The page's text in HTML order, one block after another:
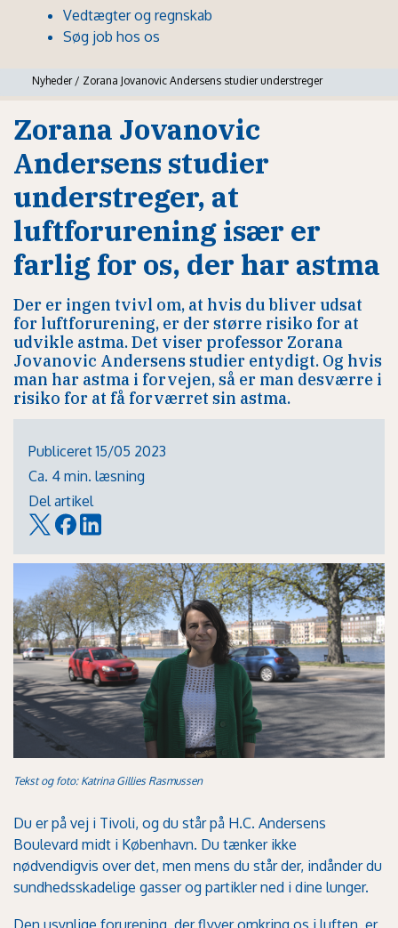
Vedtægter og regnskab
Søg job hos os
Nyheder / Zorana Jovanovic Andersens studier understreger
Zorana Jovanovic
Andersens studier
understreger, at
luftforurening især er
farlig for os, der har astma
Der er ingen tvivl om, at hvis du bliver udsat
for luftforurening, er der større risiko for at
udvikle astma. Det viser professor Zorana
Jovanovic Andersens studier entydigt. Og hvis
man har astma i forvejen, så er man desværre i
risiko for at få forværret sin astma.
Publiceret 15/05 2023
Ca. 4 min. læsning
Del artikel
Tekst og foto: Katrina Gillies Rasmussen
Du er på vej i Tivoli, og du står på H.C. Andersens
Boulevard midt i København. Du tænker ikke
nødvendigvis over det, men mens du står der, indånder du
sundhedsskadelige gasser og partikler ned i dine lunger.